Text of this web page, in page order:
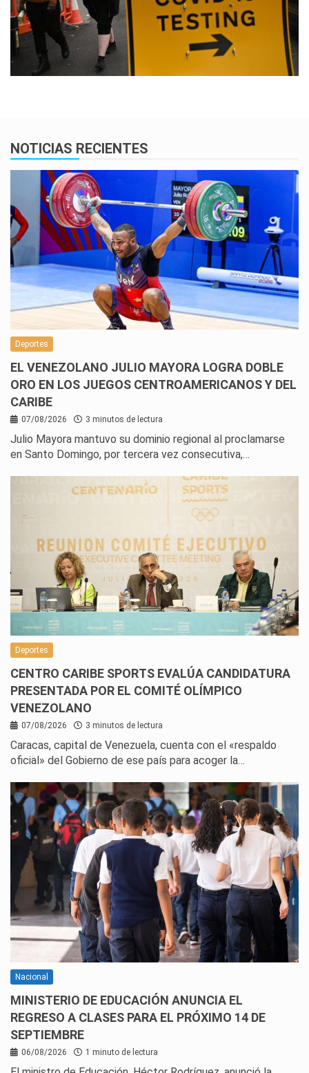
NOTICIAS RECIENTES
Deportes
EL VENEZOLANO JULIO MAYORA LOGRA DOBLE
ORO EN LOS JUEGOS CENTROAMERICANOS Y DEL
CARIBE
07/08/2026 3 minutos de lectura
Julio Mayora mantuvo su dominio regional al proclamarse
en Santo Domingo, por tercera vez consecutiva,…
Deportes
CENTRO CARIBE SPORTS EVALÚA CANDIDATURA
PRESENTADA POR EL COMITÉ OLÍMPICO
VENEZOLANO
07/08/2026 3 minutos de lectura
Caracas, capital de Venezuela, cuenta con el «respaldo
oficial» del Gobierno de ese país para acoger la…
Nacional
MINISTERIO DE EDUCACIÓN ANUNCIA EL
REGRESO A CLASES PARA EL PRÓXIMO 14 DE
SEPTIEMBRE
06/08/2026 1 minuto de lectura